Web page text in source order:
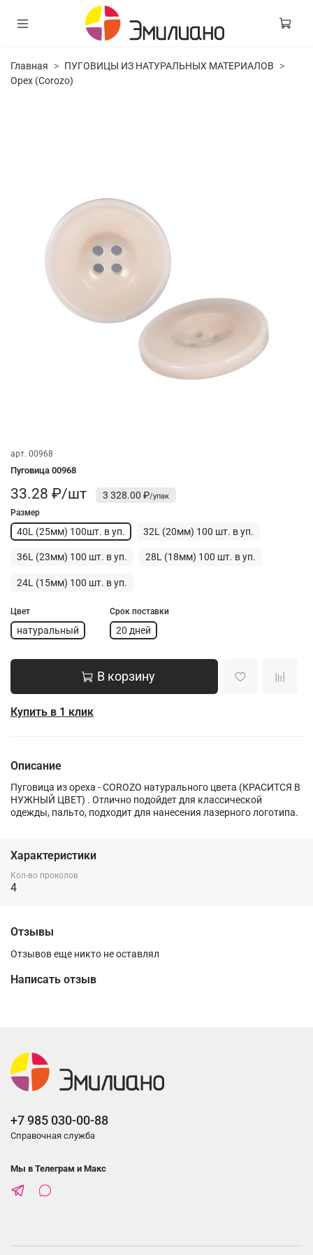
Главная
ПУГОВИЦЫ ИЗ НАТУРАЛЬНЫХ МАТЕРИАЛОВ
Орех (Corozo)
арт. 00968
Пуговица 00968
33.28 ₽/шт 3 328.00 ₽
Размер
40L (25мм) 100шт. в уп. 32L (20мм) 100 шт. в уп.
36L (23мм) 100 шт. в уп. 28L (18мм) 100 шт. в уп.
24L (15мм) 100 шт. в уп.
Цвет
натуральный
Срок поставки
20 дней
В корзину
Купить в 1 клик
Описание
Пуговица из ореха - COROZO натурального цвета (КРАСИТСЯ В
НУЖНЫЙ ЦВЕТ) . Отлично подойдет для классической
одежды, пальто, подходит для нанесения лазерного логотипа.
Характеристики
Кол-во проколов
4
Отзывы
Отзывов еще никто не оставлял
Написать отзыв
+7 985 030-00-88
Справочная служба
Мы в Телеграм и Макс